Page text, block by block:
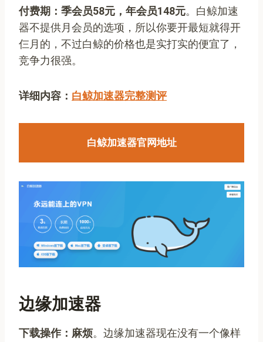
付费期：季会员58元，年会员148元。白鲸加速
器不提供月会员的选项，所以你要开最短就得开
仨月的，不过白鲸的价格也是实打实的便宜了，
竞争力很强。
详细内容： 白鲸加速器完整测评
白鲸加速器官网地址
边缘加速器
下载操作：麻烦。边缘加速器现在没有一个像样